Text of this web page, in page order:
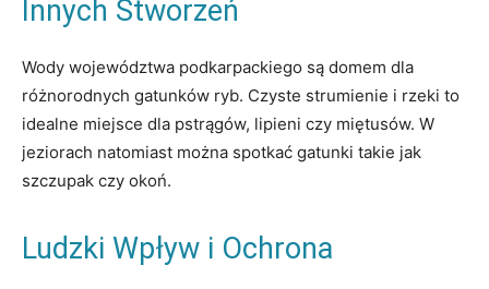
Innych Stworzeń
Wody województwa podkarpackiego są domem dla
różnorodnych gatunków ryb. Czyste strumienie i rzeki to
idealne miejsce dla pstrągów, lipieni czy miętusów. W
jeziorach natomiast można spotkać gatunki takie jak
szczupak czy okoń.
Ludzki Wpływ i Ochrona